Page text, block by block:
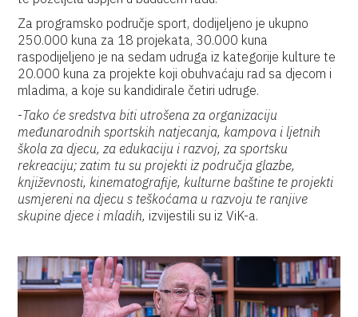
Za programsko područje sport, dodijeljeno je ukupno
250.000 kuna za 18 projekata, 30.000 kuna
raspodijeljeno je na sedam udruga iz kategorije kulture te
20.000 kuna za projekte koji obuhvaćaju rad sa djecom i
mladima, a koje su kandidirale četiri udruge.
-Tako će sredstva biti utrošena za organizaciju
međunarodnih sportskih natjecanja, kampova i ljetnih
škola za djecu, za edukaciju i razvoj, za sportsku
rekreaciju; zatim tu su projekti iz područja glazbe,
književnosti, kinematografije, kulturne baštine te projekti
usmjereni na djecu s teškoćama u razvoju te ranjive
skupine djece i mladih, izvijestili su iz ViK-a.